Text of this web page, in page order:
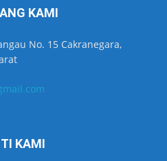
KAMI
No. 15 Cakranegara,
KAMI